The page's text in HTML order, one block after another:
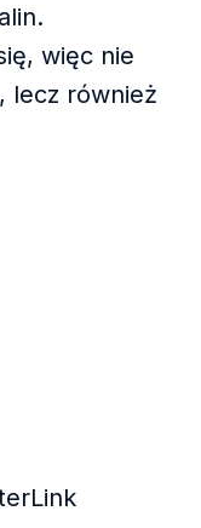
więc nie
lecz również